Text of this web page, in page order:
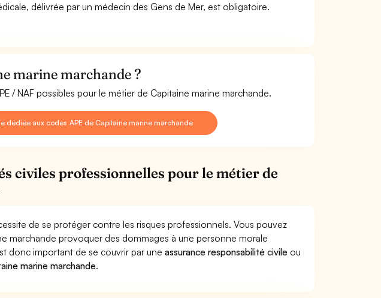
délivrée par un médecin des Gens de Mer, est obligatoire.
marine marchande ?
/ NAF possibles pour le métier de Capitaine marine marchande.
dédiée aux codes APE de Capitaine marine marchande
civiles professionnelles pour le métier de
de se protéger contre les risques professionnels. Vous pouvez
marchande provoquer des dommages à une personne morale
donc important de se couvrir par uneassurance responsabilité civile ou
marine marchande.